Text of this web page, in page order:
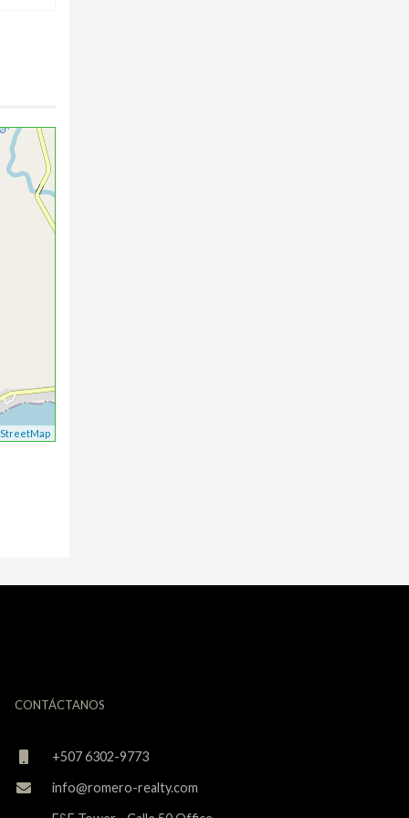
CONTÁCTANOS
+507 6302-9773
info@romero-realty.com